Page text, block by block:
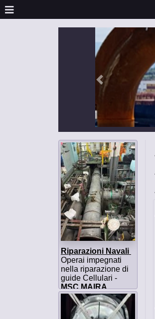
Riparazioni Navali
Operai impegnati
nella riparazione di
guide Cellulari -
MSC MAIRA
La nostra azienda
offre un servizio H24
7/7.